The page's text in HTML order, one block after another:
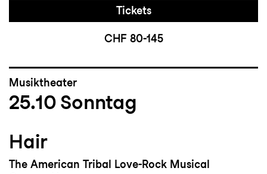
Tickets
CHF 80-145
Musiktheater
25.10 Sonntag
Hair
The American Tribal Love-Rock Musical